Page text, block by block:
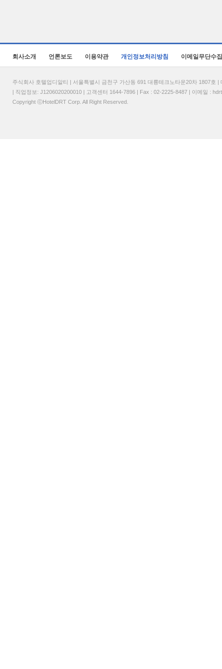
회사소개 언론보도 이용약관 개인정보처리방침 이메일무단수
주식회사 호텔업디알티 | 서울특별시 금천구 가산동 691 대륭테크노타운20차 1807
| 직업정보: J1206020200010 | 고객센터 1644-7896 | Fax : 02-2225-8487 | 이메일 :
Copyright ⓒHotelDRT Corp. All Right Reserved.